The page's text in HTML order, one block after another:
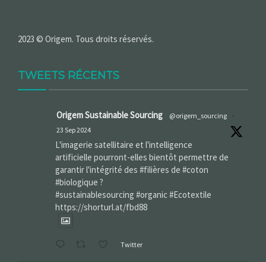
2023 © Origem. Tous droits réservés.
TWEETS RÉCENTS
Origem Sustainable Sourcing @origem_sourcing
·
23 Sep 2024
L'imagerie satellitaire et l'intelligence
artificielle pourront-elles bientôt permettre de
garantir l'intégrité des #filières de #coton
#biologique ?
#sustainablesourcing #organic #Ecotextile
https://shorturl.at/fbd88
Twitter